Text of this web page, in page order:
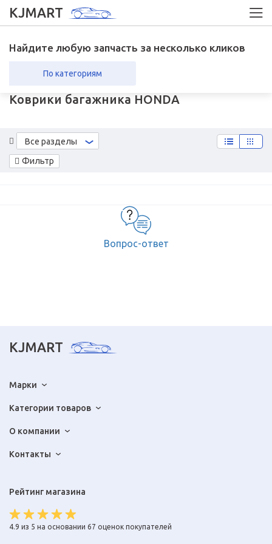
KJMART
Найдите любую запчасть за несколько кликов
По категориям
Коврики багажника HONDA
Фильтр
Все разделы
Вопрос-ответ
KJMART
Марки
Категории товаров
О компании
Контакты
Рейтинг магазина
4.9 из 5 на основании 67 оценок покупателей